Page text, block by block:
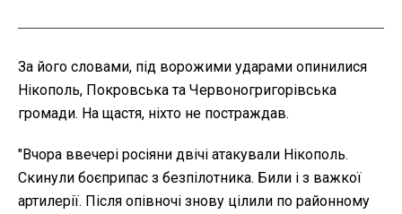
За його словами, під ворожими ударами опинилися
Нікополь, Покровська та Червоногригорівська
громади. На щастя, ніхто не постраждав.
"Вчора ввечері росіяни двічі атакували Нікополь.
Скинули боєприпас з безпілотника. Били і з важкої
артилерії. Після опівночі знову цілили по районному